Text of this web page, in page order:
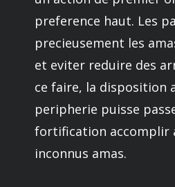
preference haut. Les
precieusement les
et eviter reduire des
ce faire, la disposition
peripherie puisse
fortification accomplir
inconnus amas.